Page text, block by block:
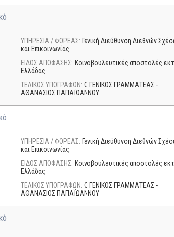
ΥΠΗΡΕΣΙΑ / ΦΟΡΕΑΣ: Γενική Διεύθυνση Διεθνών
και Επικοινωνίας
ΕΙΔΟΣ ΑΠΟΦΑΣΗΣ: Κοινοβουλευτικές αποστολές
Ελλάδας
ΤΕΛΙΚΟΣ ΥΠΟΓΡΑΦΩΝ: Ο ΓΕΝΙΚΟΣ ΓΡΑΜΜΑΤΕΑΣ -
ΑΘΑΝΑΣΙΟΣ ΠΑΠΑΪΩΑΝΝΟΥ
ΥΠΗΡΕΣΙΑ / ΦΟΡΕΑΣ: Γενική Διεύθυνση Διεθνών
και Επικοινωνίας
ΕΙΔΟΣ ΑΠΟΦΑΣΗΣ: Κοινοβουλευτικές αποστολές
Ελλάδας
ΤΕΛΙΚΟΣ ΥΠΟΓΡΑΦΩΝ: Ο ΓΕΝΙΚΟΣ ΓΡΑΜΜΑΤΕΑΣ -
ΑΘΑΝΑΣΙΟΣ ΠΑΠΑΪΩΑΝΝΟΥ